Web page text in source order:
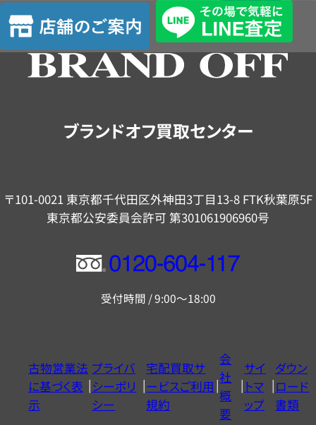
店
舗
の
ブランドオフ買取センター
〒101-0021 東京都千代田区外神田3丁目13-8 FTK秋葉原5F
東京都公安委員会許可 第301061906960号
フ
ー
ヤ
ル
0120604117
受付時間 / 9:00～18:00
古物営業法
に基づく表
示
プライバ
シーポリ
シー
宅配買取サ
ービスご利用
規約
会
社
概
要
サイ
トマ
ップ
ダウン
ロード
書類